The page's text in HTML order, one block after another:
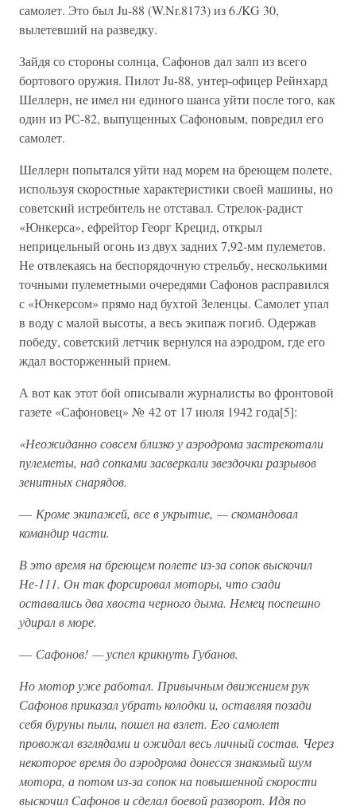
самолет. Это был Ju-88 (W.Nr.8173) из 6./KG 30,
вылетевший на разведку.
Зайдя со стороны солнца, Сафонов дал залп из всего
бортового оружия. Пилот Ju-88, унтер-офицер Рейнхард
Шеллерн, не имел ни единого шанса уйти после того, как
один из РС-82, выпущенных Сафоновым, повредил его
самолет.
Шеллерн попытался уйти над морем на бреющем полете,
используя скоростные характеристики своей машины, но
советский истребитель не отставал. Стрелок-радист
«Юнкерса», ефрейтор Георг Крецид, открыл
неприцельный огонь из двух задних 7,92-мм пулеметов.
Не отвлекаясь на беспорядочную стрельбу, несколькими
точными пулеметными очередями Сафонов расправился
с «Юнкерсом» прямо над бухтой Зеленцы. Самолет упал
в воду с малой высоты, а весь экипаж погиб. Одержав
победу, советский летчик вернулся на аэродром, где его
ждал восторженный прием.
А вот как этот бой описывали журналисты во фронтовой
газете «Сафоновец» № 42 от 17 июля 1942 года[5]:
«Неожиданно совсем близко у аэродрома застрекотали
пулеметы, над сопками засверкали звездочки разрывов
зенитных снарядов.
— Кроме экипажей, все в укрытие, — скомандовал
командир части.
В это время на бреющем полете из-за сопок выскочил
Не-111. Он так форсировал моторы, что сзади
оставались два хвоста черного дыма. Немец поспешно
удирал в море.
— Сафонов! — успел крикнуть Губанов.
Но мотор уже работал. Привычным движением рук
Сафонов приказал убрать колодки и, оставляя позади
себя буруны пыли, пошел на взлет. Его самолет
провожал взглядами и ожидал весь личный состав. Через
некоторое время до аэродрома донесся знакомый шум
мотора, а потом из-за сопок на повышенной скорости
выскочил Сафонов и сделал боевой разворот. Идя по